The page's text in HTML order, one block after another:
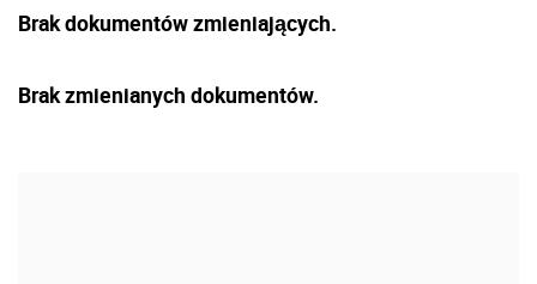
Brak dokumentów zmieniających.
Brak zmienianych dokumentów.